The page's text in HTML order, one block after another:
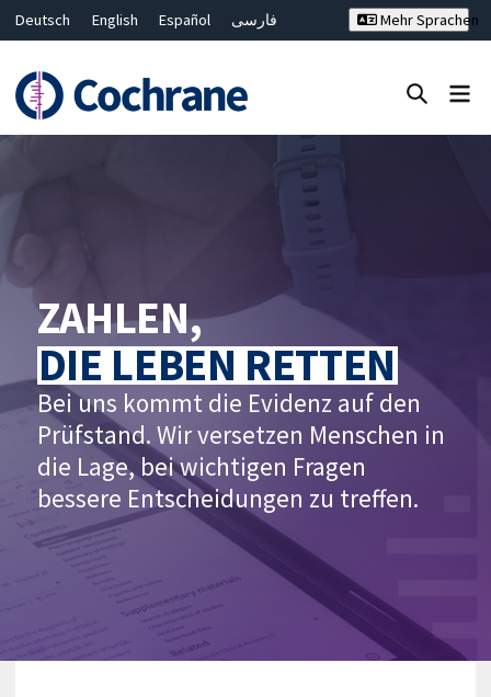
Deutsch English Español
فارسی
Bahasa Malaysia
ไทย
繁體中文
简体中文
Mehr Sprachen
ZAHLEN,
DIE LEBEN RETTEN
Bei uns kommt die Evidenz auf den
Prüfstand. Wir versetzen Menschen in
die Lage, bei wichtigen Fragen
bessere Entscheidungen zu treffen.